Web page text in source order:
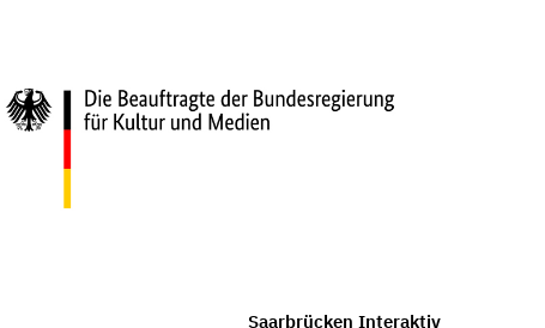
Saarbrücken Interaktiv